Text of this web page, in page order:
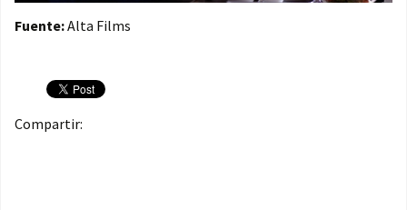
Fuente:Alta Films
Compartir: